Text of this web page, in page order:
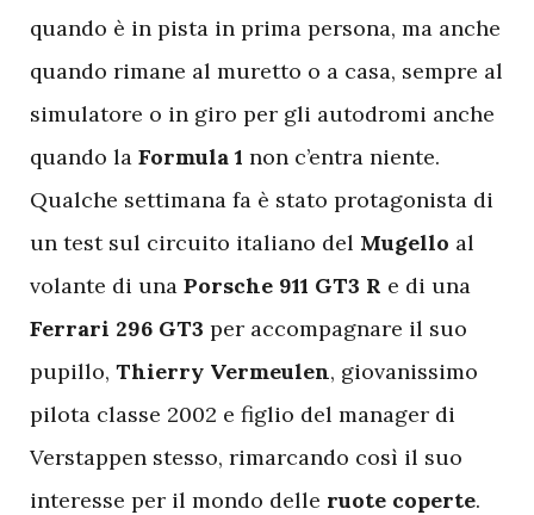
quando è in pista in prima persona, ma anche
quando rimane al muretto o a casa, sempre al
simulatore o in giro per gli autodromi anche
quando la Formula 1 non c’entra niente.
Qualche settimana fa è stato protagonista di
un test sul circuito italiano del Mugello al
volante di una Porsche 911 GT3 R e di una
Ferrari 296 GT3 per accompagnare il suo
pupillo, Thierry Vermeulen, giovanissimo
pilota classe 2002 e figlio del manager di
Verstappen stesso, rimarcando così il suo
interesse per il mondo delle ruote coperte.